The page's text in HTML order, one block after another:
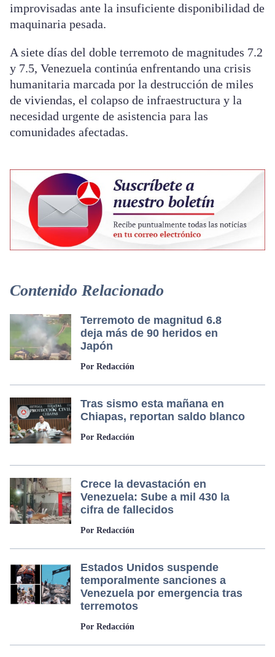
improvisadas ante la insuficiente disponibilidad de
maquinaria pesada.
A siete días del doble terremoto de magnitudes 7.2
y 7.5, Venezuela continúa enfrentando una crisis
humanitaria marcada por la destrucción de miles
de viviendas, el colapso de infraestructura y la
necesidad urgente de asistencia para las
comunidades afectadas.
Contenido Relacionado
Terremoto de magnitud 6.8
deja más de 90 heridos en
Japón
Por Redacción
Tras sismo esta mañana en
Chiapas, reportan saldo blanco
Por Redacción
Crece la devastación en
Venezuela: Sube a mil 430 la
cifra de fallecidos
Por Redacción
Estados Unidos suspende
temporalmente sanciones a
Venezuela por emergencia tras
terremotos
Por Redacción